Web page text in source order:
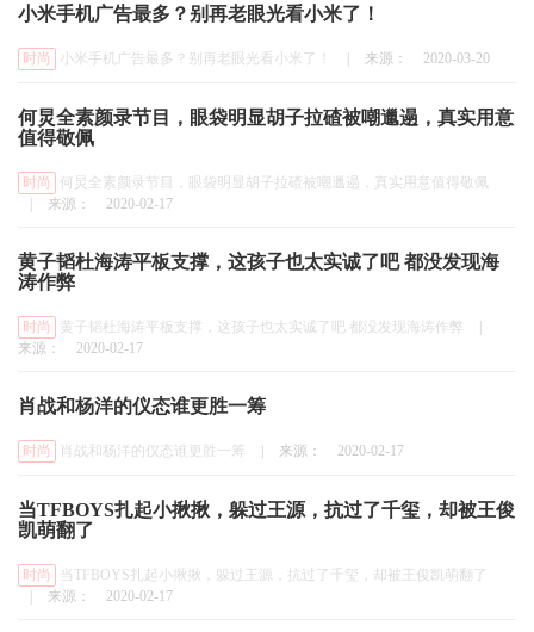
小米手机广告最多？别再老眼光看小米了！
时尚 小米手机广告最多？别再老眼光看小米了！ 来源： 2020-03-20
何炅全素颜录节目，眼袋明显胡子拉碴被嘲邋遢，真实用意
值得敬佩
时尚
何炅全素颜录节目，眼袋明显胡子拉碴被嘲邋遢，真实用意值得敬佩
来源： 2020-02-17
黄子韬杜海涛平板支撑，这孩子也太实诚了吧 都没发现海
涛作弊
时尚 黄子韬杜海涛平板支撑，这孩子也太实诚了吧 都没发现海涛作弊
来源：
2020-02-17
肖战和杨洋的仪态谁更胜一筹
时尚 肖战和杨洋的仪态谁更胜一筹 来源： 2020-02-17
当TFBOYS扎起小揪揪，躲过王源，抗过了千玺，却被王俊
凯萌翻了
时尚
当TFBOYS扎起小揪揪，躲过王源，抗过了千玺，却被王俊凯萌翻了
来源： 2020-02-17